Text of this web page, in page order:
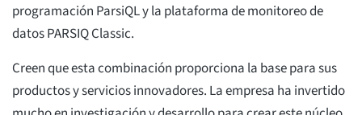
programación ParsiQL y la plataforma de monitoreo de
datos PARSIQ Classic.
Creen que esta combinación proporciona la base para sus
productos y servicios innovadores. La empresa ha invertido